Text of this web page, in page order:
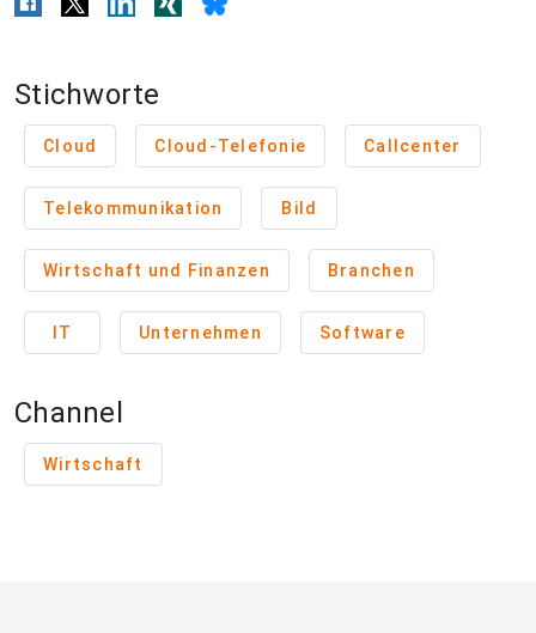
Stichworte
Cloud Cloud-Telefonie Callcenter
Telekommunikation Bild
Wirtschaft und Finanzen Branchen
IT Unternehmen Software
Channel
Wirtschaft